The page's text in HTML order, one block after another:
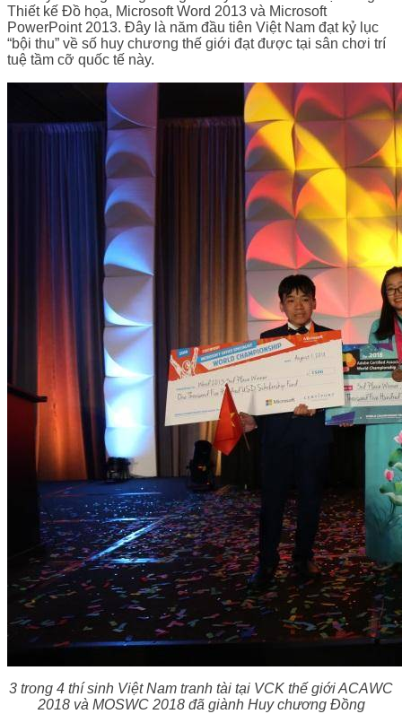
Thiết kế Đồ họa, Microsoft Word 2013 và Microsoft
PowerPoint 2013. Đây là năm đầu tiên Việt Nam đạt kỷ lục
“bội thu” về số huy chương thế giới đạt được tại sân chơi trí
tuệ tầm cỡ quốc tế này.
3 trong 4 thí sinh Việt Nam tranh tài tại VCK thế giới ACAWC
2018 và MOSWC 2018 đã giành Huy chương Đồng